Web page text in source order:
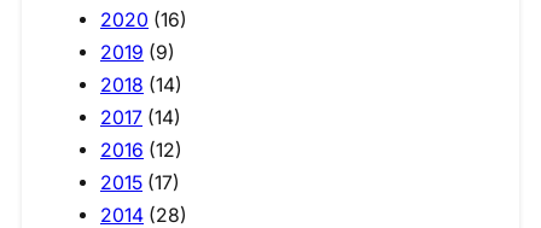
2020 (16)
2019 (9)
2018 (14)
2017 (14)
2016 (12)
2015 (17)
2014 (28)